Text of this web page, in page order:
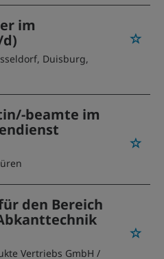
im
Duisburg,
beamte im
den Bereich
Vertriebs GmbH /